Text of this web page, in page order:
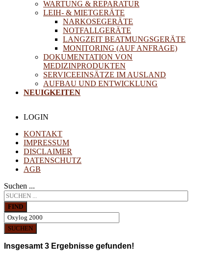
WARTUNG & REPARATUR
LEIH- & MIETGERÄTE
NARKOSEGERÄTE
NOTFALLGERÄTE
LANGZEIT BEATMUNGSGERÄTE
MONITORING (AUF ANFRAGE)
DOKUMENTATION VON
MEDIZINPRODUKTEN
SERVICEEINSÄTZE IM AUSLAND
AUFBAU UND ENTWICKLUNG
NEUIGKEITEN
LOGIN
KONTAKT
IMPRESSUM
DISCLAIMER
DATENSCHUTZ
AGB
Suchen ...
FIND
SUCHEN
Insgesamt 3 Ergebnisse gefunden!